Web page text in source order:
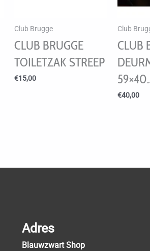
Club Brugge
CLUB BRUGGE
TOILETZAK STREEP
€15,00
Club
CLUB
€40,00
Adres
Blauwzwart Shop